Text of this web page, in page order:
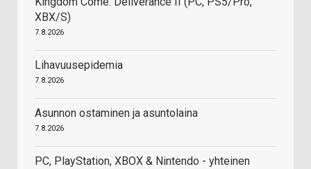
XBX/S)
7.8.2026
Lihavuusepidemia
7.8.2026
Asunnon ostaminen ja asuntolaina
7.8.2026
PC, PlayStation, XBOX & Nintendo - yhteinen